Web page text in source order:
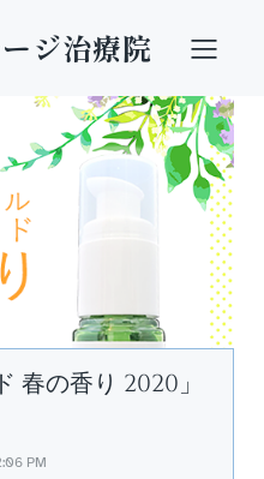
ジ治療院
春の香り 2020」
PM